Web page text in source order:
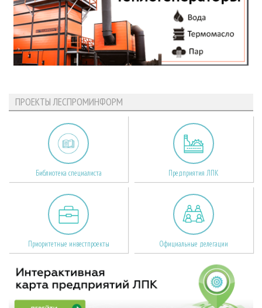
ПРОЕКТЫ ЛЕСПРОМИНФОРМ
Библиотека специалиста Предприятия ЛПК
Приоритетные инвестпроекты Официальные делегации